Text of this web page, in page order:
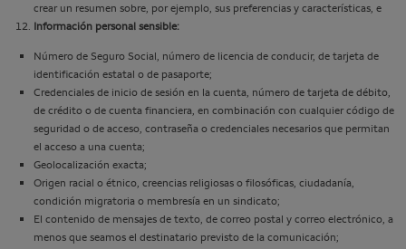
crear un resumen sobre, por ejemplo, sus preferencias y características, e
Información personal sensible:
Número de Seguro Social, número de licencia de conducir, de tarjeta de
identificación estatal o de pasaporte;
Credenciales de inicio de sesión en la cuenta, número de tarjeta de débito,
de crédito o de cuenta financiera, en combinación con cualquier código de
seguridad o de acceso, contraseña o credenciales necesarios que permitan
el acceso a una cuenta;
Geolocalización exacta;
Origen racial o étnico, creencias religiosas o filosóficas, ciudadanía,
condición migratoria o membresía en un sindicato;
El contenido de mensajes de texto, de correo postal y correo electrónico, a
menos que seamos el destinatario previsto de la comunicación;